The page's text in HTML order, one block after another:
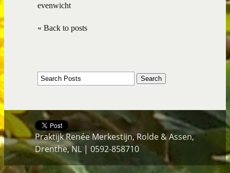
evenwicht
« Back to posts
Praktijk Renée Merkestijn, Rolde & Assen,
Drenthe, NL | 0592-858710